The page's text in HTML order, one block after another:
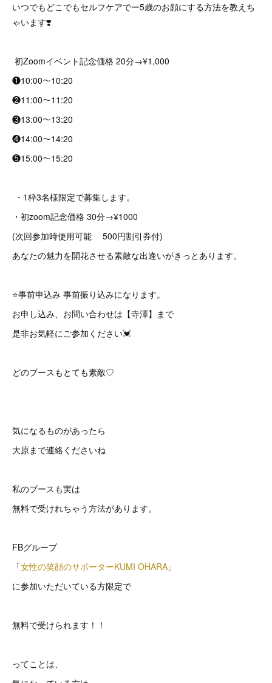
いつでもどこでもセルフケアでー5歳のお顔にする方法を教えち
ゃいます❣️
初Zoomイベント記念価格 20分→¥1,000
❶10:00〜10:20
❷11:00〜11:20
❸13:00〜13:20
❹14:00〜14:20
❺15:00〜15:20
・1枠3名様限定で募集します。
・初zoom記念価格 30分→¥1000
(次回参加時使用可能 500円割引券付)
あなたの魅力を開花させる素敵な出逢いがきっとあります。
⭐️事前申込み 事前振り込みになります。
お申し込み、お問い合わせは【寺澤】まで
是非お気軽にご参加ください💓
どのブースもとても素敵♡
気になるものがあったら
大原まで連絡くださいね
私のブースも実は
無料で受けれちゃう方法があります。
FBグループ
「女性の笑顔のサポーターKUMI OHARA 」
に参加いただいている方限定で
無料で受けられます！！
ってことは、